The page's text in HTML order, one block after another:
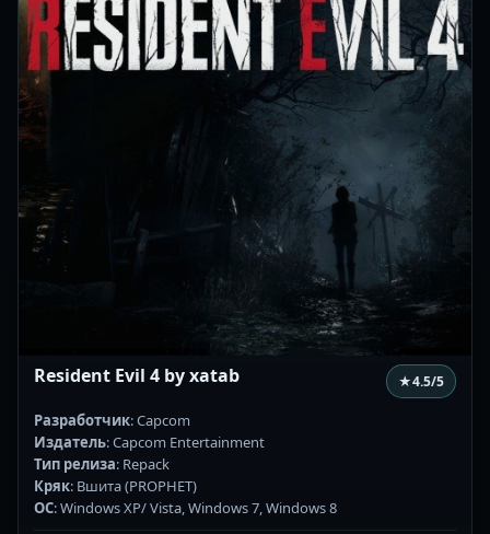
Resident Evil 4 by xatab ★4.5/5
Разработчик: Capcom
Издатель: Capcom Entertainment
Тип релиза: Repack
Кряк: Вшита (PROPHET)
ОС: Windows XP/ Vista, Windows 7, Windows 8